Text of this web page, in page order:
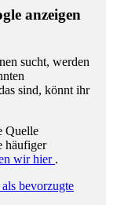
anzeigen
sucht, werden
sind, könnt ihr
Quelle
häufiger
wir hier .
bevorzugte